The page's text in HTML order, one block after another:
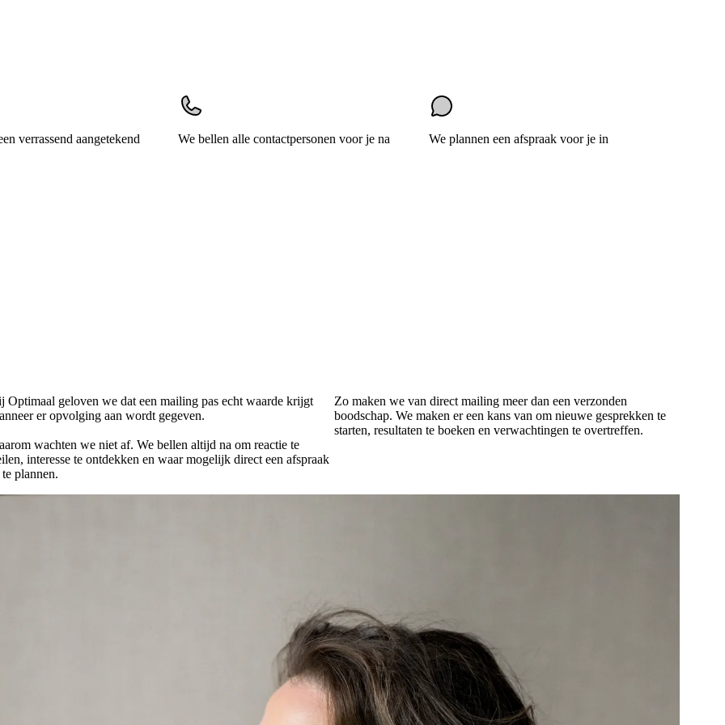
verrassend aangetekend
We bellen alle contactpersonen voor je na We plannen een afspraak voor je in
Optimaal geloven we dat een mailing pas echt waarde krijgt
er opvolging aan wordt gegeven.
wachten we niet af. We bellen altijd na om reactie te
interesse te ontdekken en waar mogelijk direct een afspraak
plannen.
Zo maken we van direct mailing meer dan een verzonden
boodschap. We maken er een kans van om nieuwe gesprekken te
starten, resultaten te boeken en verwachtingen te overtreffen.